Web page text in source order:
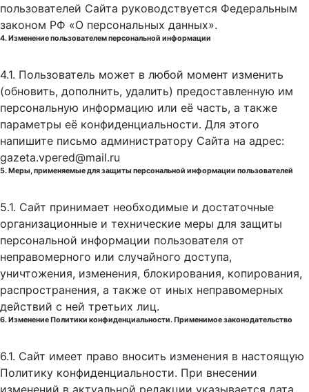
пользователей Сайта руководствуется Федеральным
законом РФ «О персональных данных».
4. Изменение пользователем персональной информации
4.1. Пользователь может в любой момент изменить
(обновить, дополнить, удалить) предоставленную им
персональную информацию или её часть, а также
параметры её конфиденциальности. Для этого
напишите письмо администратору Сайта на адрес:
gazeta.vpered@mail.ru
5. Меры, применяемые для защиты персональной информации пользователей
5.1. Сайт принимает необходимые и достаточные
организационные и технические меры для защиты
персональной информации пользователя от
неправомерного или случайного доступа,
уничтожения, изменения, блокирования, копирования,
распространения, а также от иных неправомерных
действий с ней третьих лиц.
6. Изменение Политики конфиденциальности. Применимое законодательство
6.1. Сайт имеет право вносить изменения в настоящую
Политику конфиденциальности. При внесении